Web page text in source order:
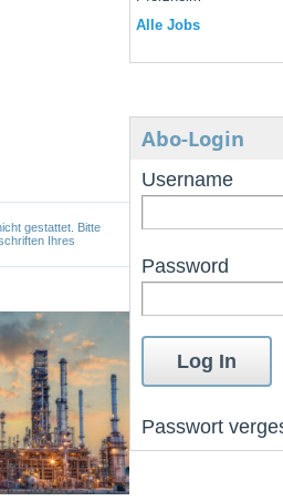
gestattet. Bitte
Ihres
Alle Jobs
Abo-Login
Username
Password
Passwort